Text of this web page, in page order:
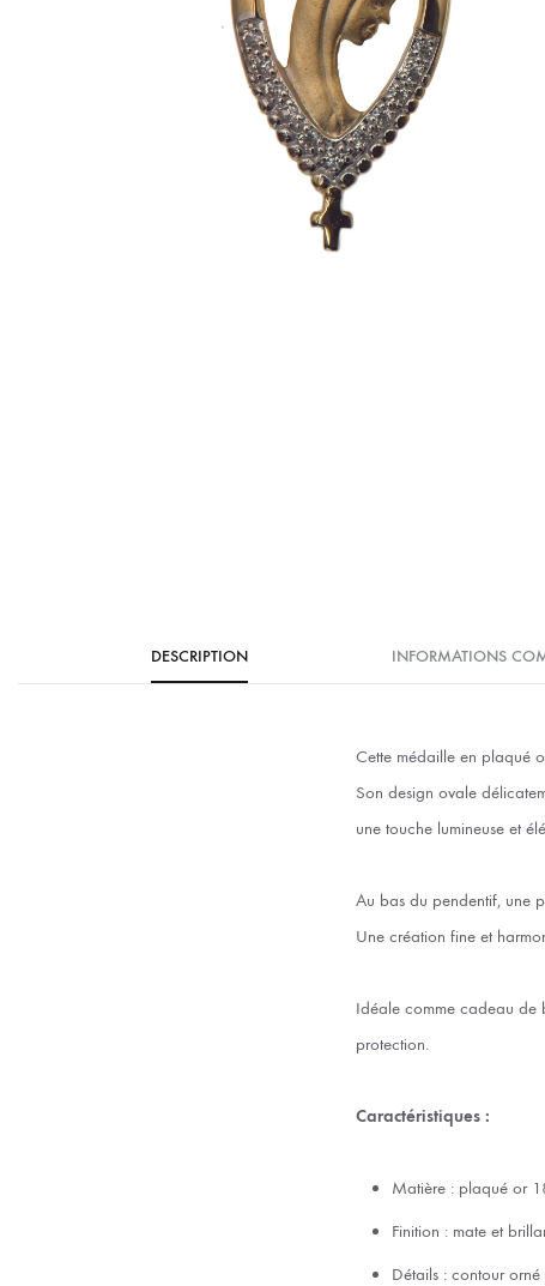
MÉDAILLES JÉSUS
MÉDAILLE SAINTS
MÉDAILLES ENFANTS
EX-VOTOS ET COEURS SACRÉS
BOUGIES ET CIERGES
CUSTODES ET PYXIDES
DESCRIPTION INFORMATIONS
Cette médaille en plaqué
Son design ovale
une touche lumineuse et
Au bas du pendentif, une
Une création fine et
Idéale comme cadeau de
protection.
Caractéristiques :
Matière : plaqué or
Finition : mate et
Détails : contour